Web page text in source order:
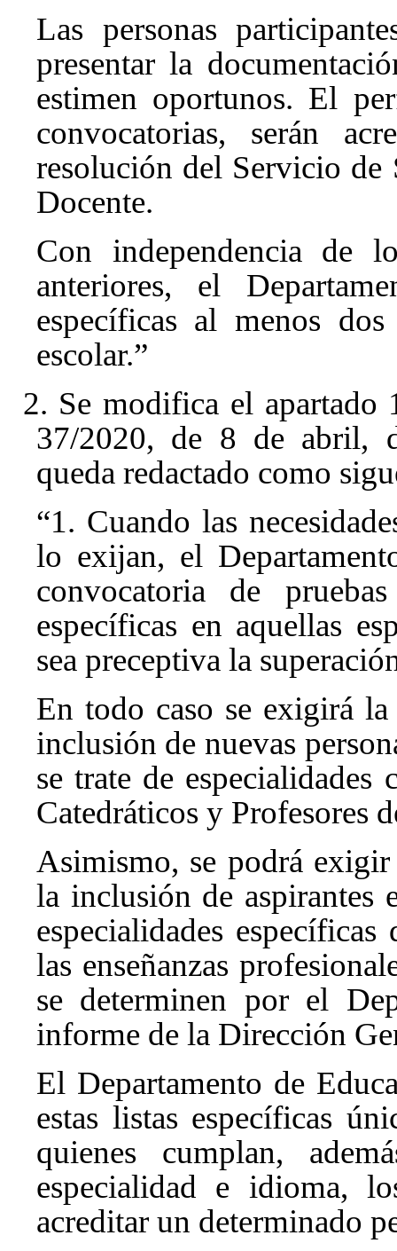
Las personas
presentar la
estimen oportunos. El
convocatorias, serán
resolución del Servicio de
Docente.
Con independencia de
anteriores, el
específicas al menos
escolar.”
2. Se modifica el
37/2020, de 8 de abril,
queda redactado como
“1. Cuando las
lo exijan, el
convocatoria de
específicas en aquellas
sea preceptiva la
En todo caso se exigirá
inclusión de nuevas
se trate de especialidades
Catedráticos y Profesores
Asimismo, se podrá
la inclusión de aspirantes
especialidades
las enseñanzas
se determinen por el
informe de la Dirección
El Departamento de
estas listas específicas
quienes cumplan,
especialidad e idioma,
acreditar un determinado